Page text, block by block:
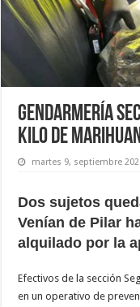
Gendarmería
kilo de
martes 9, septiembre
Dos sujetos
Venían de Pilar
alquilado por la
Efectivos de la sección
en un operativo de